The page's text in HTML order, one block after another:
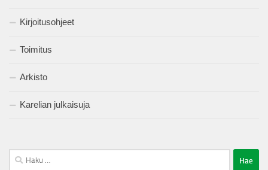
Kirjoitusohjeet
Toimitus
Arkisto
Karelian julkaisuja
Haku: